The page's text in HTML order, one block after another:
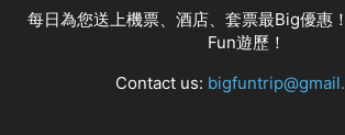
每日為您送上機票、酒店、套票最Big優惠
Fun遊歷！
Contact us: